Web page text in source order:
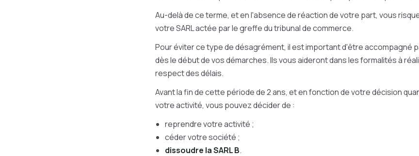
Au-delà de ce terme, et en l'absence de réaction de votre part, vous
votre SARL actée par le greffe du tribunal de commerce.
Pour éviter ce type de désagrément, il est important d'être accompagné
dès le début de vos démarches. Ils vous aideront dans les formalités à
respect des délais.
Avant la fin de cette période de 2 ans, et en fonction de votre décision
votre activité, vous pouvez décider de :
reprendre votre activité ;
céder votre société ;
dissoudre la SARL B.